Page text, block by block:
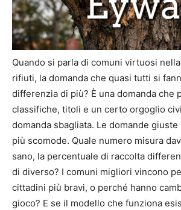
Quando si parla di comuni virtuosi
rifiuti, la domanda che quasi tutti si
differenzia di più? È una domanda che
classifiche, titoli e un certo orgoglio
domanda sbagliata. Le domande
più scomode. Quale numero misura
sano, la percentuale di raccolta
di diverso? I comuni migliori vincono
cittadini più bravi, o perché hanno
gioco? E se il modello che funziona